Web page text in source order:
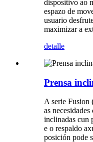
dispositivo ao
espazo de
usuario
maximizar a
detalle
Prensa
A serie Fusion
as
inclinadas cun
e o respaldo
posición pode